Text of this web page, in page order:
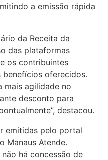
a emissão rápida
da Receita da
das plataformas
os contribuintes
oferecidos.
mais agilidade no
desconto para
destacou.
emitidas pelo portal
Manaus Atende.
há concessão de